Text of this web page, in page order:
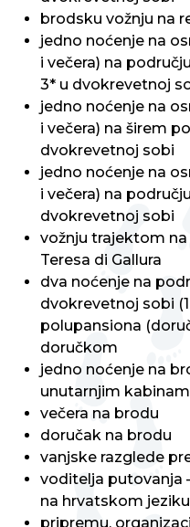
brodsku vožnju na
jedno noćenje na
i večera) na
3* u dvokrevetnoj
jedno noćenje na
i večera) na širem
dvokrevetnoj sobi
jedno noćenje na
i večera) na
dvokrevetnoj sobi
vožnju trajektom
Teresa di Gallura
dva noćenje na
dvokrevetnoj sobi
polupansiona
doručkom
jedno noćenje na
unutarnjim
večera na brodu
doručak na brodu
vanjske razglede
voditelja putovanja
na hrvatskom jeziku
pripremu,